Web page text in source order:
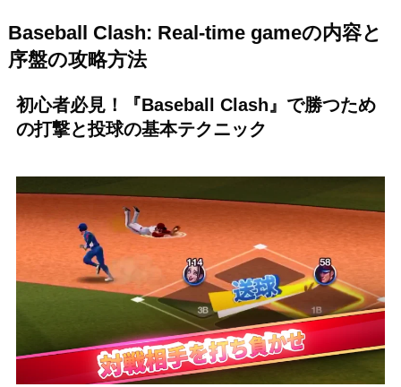
Baseball Clash: Real-time gameの内容と
序盤の攻略方法
初心者必見！『Baseball Clash』で勝つため
の打撃と投球の基本テクニック